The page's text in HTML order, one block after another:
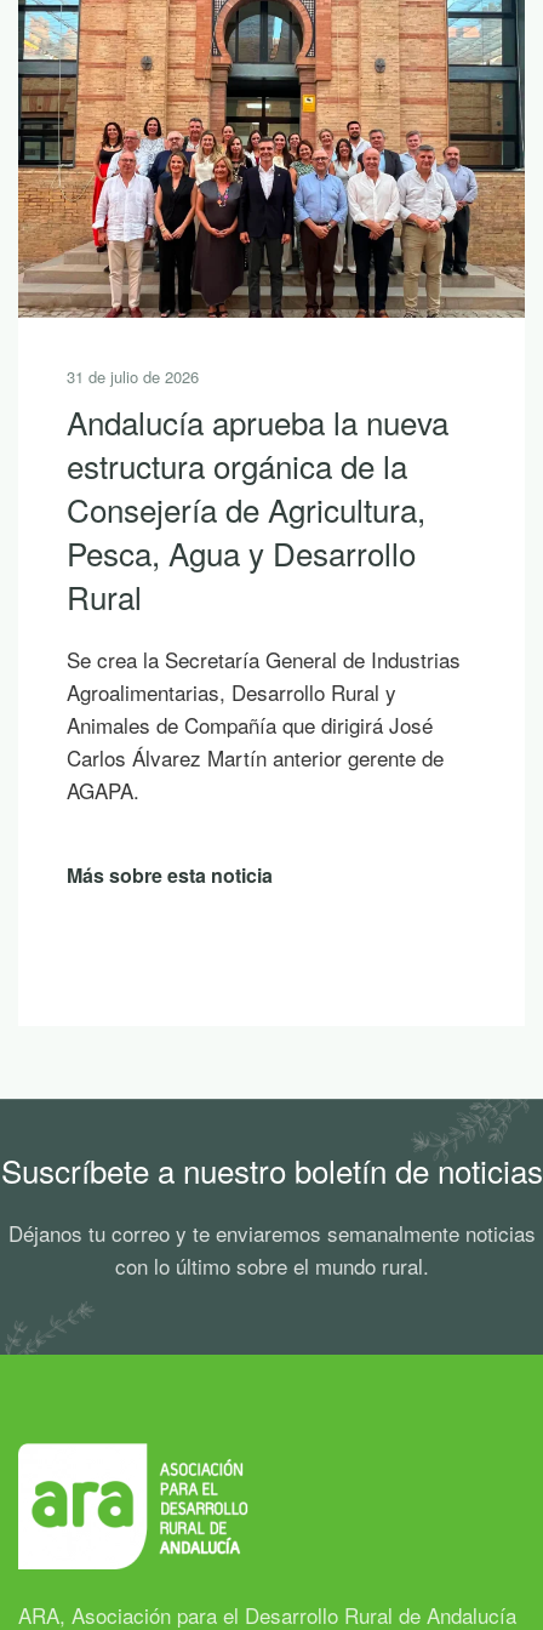
31 de julio de 2026
Andalucía aprueba la nueva
estructura orgánica de la
Consejería de Agricultura,
Pesca, Agua y Desarrollo
Rural
Se crea la Secretaría General de Industrias
Agroalimentarias, Desarrollo Rural y
Animales de Compañía que dirigirá José
Carlos Álvarez Martín anterior gerente de
AGAPA.
Más sobre esta noticia
Suscríbete a nuestro boletín de noticias
Déjanos tu correo y te enviaremos semanalmente noticias
con lo último sobre el mundo rural.
ARA, Asociación para el Desarrollo Rural de Andalucía